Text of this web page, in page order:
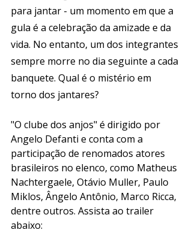
para jantar - um momento em que a
gula é a celebração da amizade e da
vida. No entanto, um dos integrantes
sempre morre no dia seguinte a cada
banquete. Qual é o mistério em
torno dos jantares?
"O clube dos anjos" é dirigido por
Angelo Defanti e conta com a
participação de renomados atores
brasileiros no elenco, como Matheus
Nachtergaele, Otávio Muller, Paulo
Miklos, Ângelo Antônio, Marco Ricca,
dentre outros. Assista ao trailer
abaixo: